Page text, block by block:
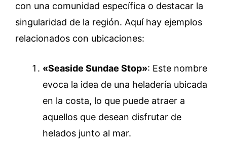
con una comunidad específica o destacar la
singularidad de la región. Aquí hay ejemplos
relacionados con ubicaciones:
«Seaside Sundae Stop»: Este nombre
evoca la idea de una heladería ubicada
en la costa, lo que puede atraer a
aquellos que desean disfrutar de
helados junto al mar.